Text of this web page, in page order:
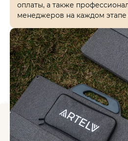
оплаты, а также
менеджеров на каждом этапе
КАТАЛОГ